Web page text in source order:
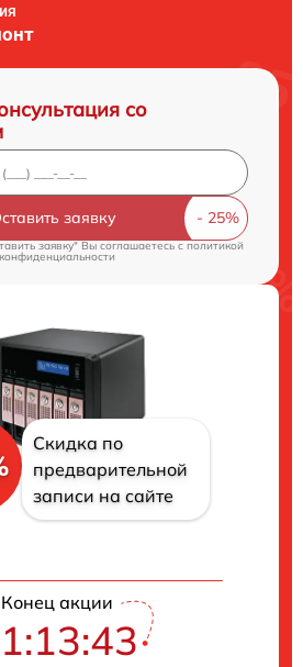
со
заявку
заявку" Вы соглашаетесь cполитикой
конфиденциальности
Скидка по
предварительной
записи на сайте
Конец акции